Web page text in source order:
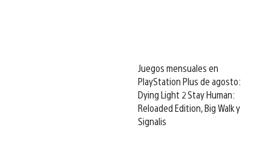
Juegos mensuales en
PlayStation Plus de agosto:
Dying Light 2 Stay Human:
Reloaded Edition, Big Walk y
Signalis